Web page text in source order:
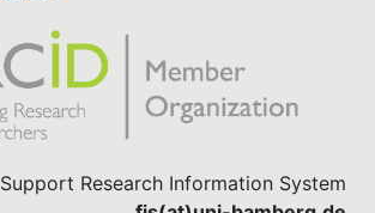
Support Research Information System